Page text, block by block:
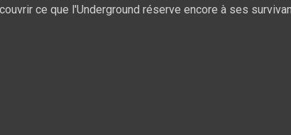
ce que l'Underground réserve encore à ses